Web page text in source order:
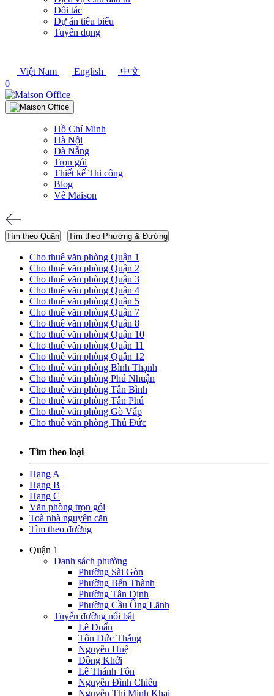
Đối tác
Dự án tiêu biểu
Tuyển dụng
Việt Nam English
中文
0
Hồ Chí Minh
Hà Nội
Đà Nẵng
Trọn gói
Thiết kế Thi công
Blog
Về Maison
Tìm theo Quận | Tìm theo Phường & Đường
Cho thuê văn phòng Quận 1
Cho thuê văn phòng Quận 2
Cho thuê văn phòng Quận 3
Cho thuê văn phòng Quận 4
Cho thuê văn phòng Quận 5
Cho thuê văn phòng Quận 7
Cho thuê văn phòng Quận 8
Cho thuê văn phòng Quận 10
Cho thuê văn phòng Quận 11
Cho thuê văn phòng Quận 12
Cho thuê văn phòng Bình Thạnh
Cho thuê văn phòng Phú Nhuận
Cho thuê văn phòng Tân Bình
Cho thuê văn phòng Tân Phú
Cho thuê văn phòng Gò Vấp
Cho thuê văn phòng Thủ Đức
Tìm theo loại
Hạng A
Hạng B
Hạng C
Văn phòng trọn gói
Toà nhà nguyên căn
Tìm theo đường
Quận 1
Danh sách phường
Phường Sài Gòn
Phường Bến Thành
Phường Tân Định
Phường Cầu Ông Lãnh
Tuyến đường nổi bật
Lê Duẩn
Tôn Đức Thắng
Nguyễn Huệ
Đồng Khởi
Lê Thánh Tôn
Nguyễn Đình Chiểu
Nguyễn Thị Minh Khai